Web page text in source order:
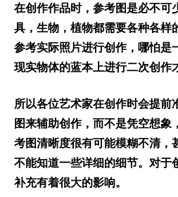
在创作作品时，参考图是必不可
具，生物，植物都需要各种各样
参考实际照片进行创作，哪怕是
现实物体的蓝本上进行二次创作
所以各位艺术家在创作时会提前
图来辅助创作，而不是凭空想象
考图清晰度很有可能模糊不清，
不能知道一些详细的细节。对于
补充有着很大的影响。